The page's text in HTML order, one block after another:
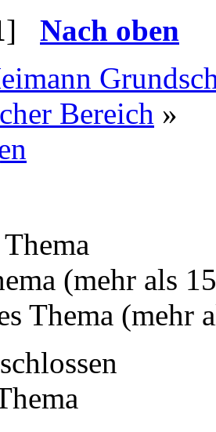
] Nach oben
Bereich »
(mehr als
Thema (mehr